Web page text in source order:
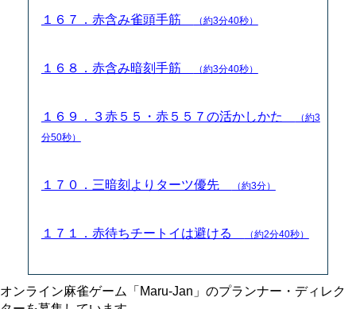
１６７．赤含み雀頭手筋 （約3分40秒）
１６８．赤含み暗刻手筋 （約3分40秒）
１６９．３赤５５・赤５５７の活かしかた
（約3
分50秒）
１７０．三暗刻よりターツ優先 （約3分）
１７１．赤待ちチートイは避ける （約2分40秒）
オンライン麻雀ゲーム「Maru-Jan」のプランナー・ディレク